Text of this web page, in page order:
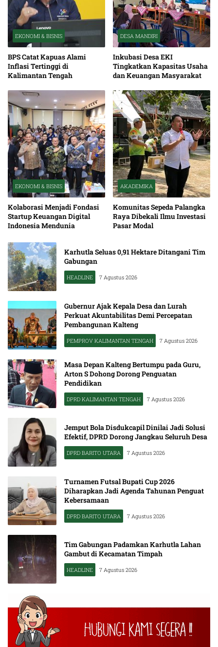
EKONOMI & BISNIS
BPS Catat Kapuas Alami
Inflasi Tertinggi di
Kalimantan Tengah
DESA MANDIRI
Inkubasi Desa EKI
Tingkatkan Kapasitas Usaha
dan Keuangan Masyarakat
EKONOMI & BISNIS
Kolaborasi Menjadi Fondasi
Startup Keuangan Digital
Indonesia Mendunia
AKADEMIKA
Komunitas Sepeda Palangka
Raya Dibekali Ilmu Investasi
Pasar Modal
Karhutla Seluas 0,91 Hektare Ditangani Tim
Gabungan
HEADLINE 7 Agustus 2026
Gubernur Ajak Kepala Desa dan Lurah
Perkuat Akuntabilitas Demi Percepatan
Pembangunan Kalteng
PEMPROV KALIMANTAN TENGAH 7 Agustus 2026
Masa Depan Kalteng Bertumpu pada Guru,
Arton S Dohong Dorong Penguatan
Pendidikan
DPRD KALIMANTAN TENGAH 7 Agustus 2026
Jemput Bola Disdukcapil Dinilai Jadi Solusi
Efektif, DPRD Dorong Jangkau Seluruh Desa
DPRD BARITO UTARA 7 Agustus 2026
Turnamen Futsal Bupati Cup 2026
Diharapkan Jadi Agenda Tahunan Penguat
Kebersamaan
DPRD BARITO UTARA 7 Agustus 2026
Tim Gabungan Padamkan Karhutla Lahan
Gambut di Kecamatan Timpah
HEADLINE 7 Agustus 2026